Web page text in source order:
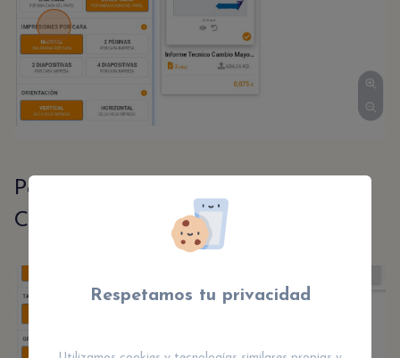
Paso número 7: "IMPRESIONES POR
CARA"
Respetamos tu privacidad